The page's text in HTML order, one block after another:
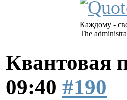
Каждому -
The
Квантовая
09:40 #190